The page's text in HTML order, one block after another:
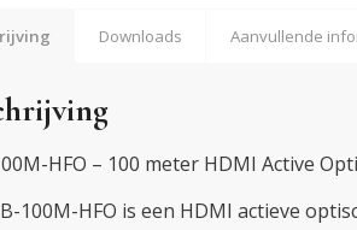
Downloads Aanvullende
HFO – 100 meter HDMI Active
100M-HFO is een HDMI actieve